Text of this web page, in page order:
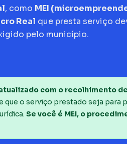
, como MEI
Real que presta serviço
pelo município.
com o recolhimento
o serviço prestado seja para
Se você é MEI, o